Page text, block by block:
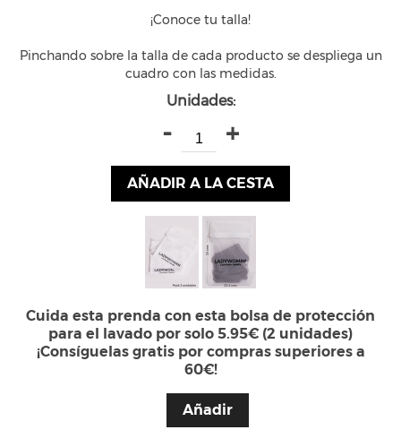
¡Conoce tu talla!
Pinchando sobre la talla de cada producto se despliega un
cuadro con las medidas.
Unidades:
- +
AÑADIR A LA CESTA
Cuida esta prenda con esta bolsa de protección
para el lavado por solo 5.95€ (2 unidades)
¡Consíguelas gratis por compras superiores a
60€!
Añadir